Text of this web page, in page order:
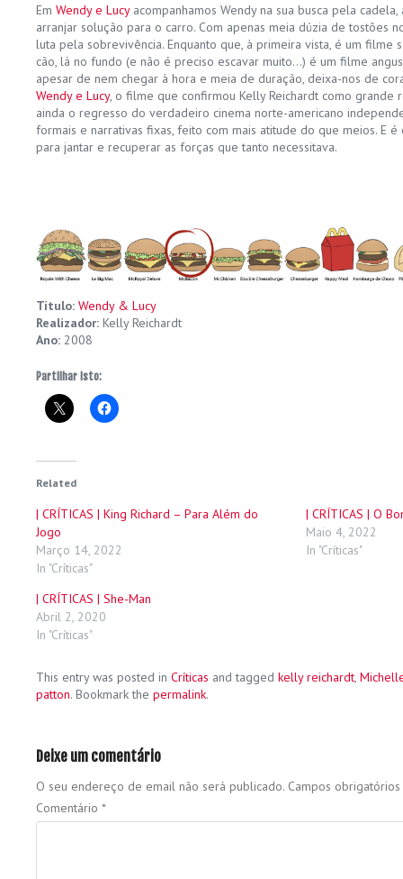
Em Wendy e Lucyacompanhamos Wendy na sua busca pela
arranjar solução para o carro. Com apenas meia dúzia de tostões
luta pela sobrevivência. Enquanto que, à primeira vista, é um filme
cão, lá no fundo (e não é preciso escavar muito…) é um filme
apesar de nem chegar à hora e meia de duração, deixa-nos de
Wendy e Lucy, o filme que confirmou Kelly Reichardt como grande
ainda o regresso do verdadeiro cinema norte-americano
formais e narrativas fixas, feito com mais atitude do que meios. E
para jantar e recuperar as forças que tanto necessitava.
Título: Wendy & Lucy
Realizador: Kelly Reichardt
Ano: 2008
Partilhar isto:
Related
| CRÍTICAS | King Richard – Para Além do
Jogo
Março 14, 2022
In "Críticas"
| CRÍTICAS | O
Maio 4, 2022
In "Críticas"
| CRÍTICAS | She-Man
Abril 2, 2020
In "Críticas"
This entry was posted in Críticas and tagged kelly reichardt,
patton. Bookmark the permalink.
Deixe um comentário
O seu endereço de email não será publicado. Campos
Comentário *